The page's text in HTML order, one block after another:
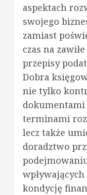
aspektach
swojego
zamiast
czas na zawiłe
przepisy
Dobra
nie tylko
terminami
lecz także
doradztwo
wpływających
kondycję